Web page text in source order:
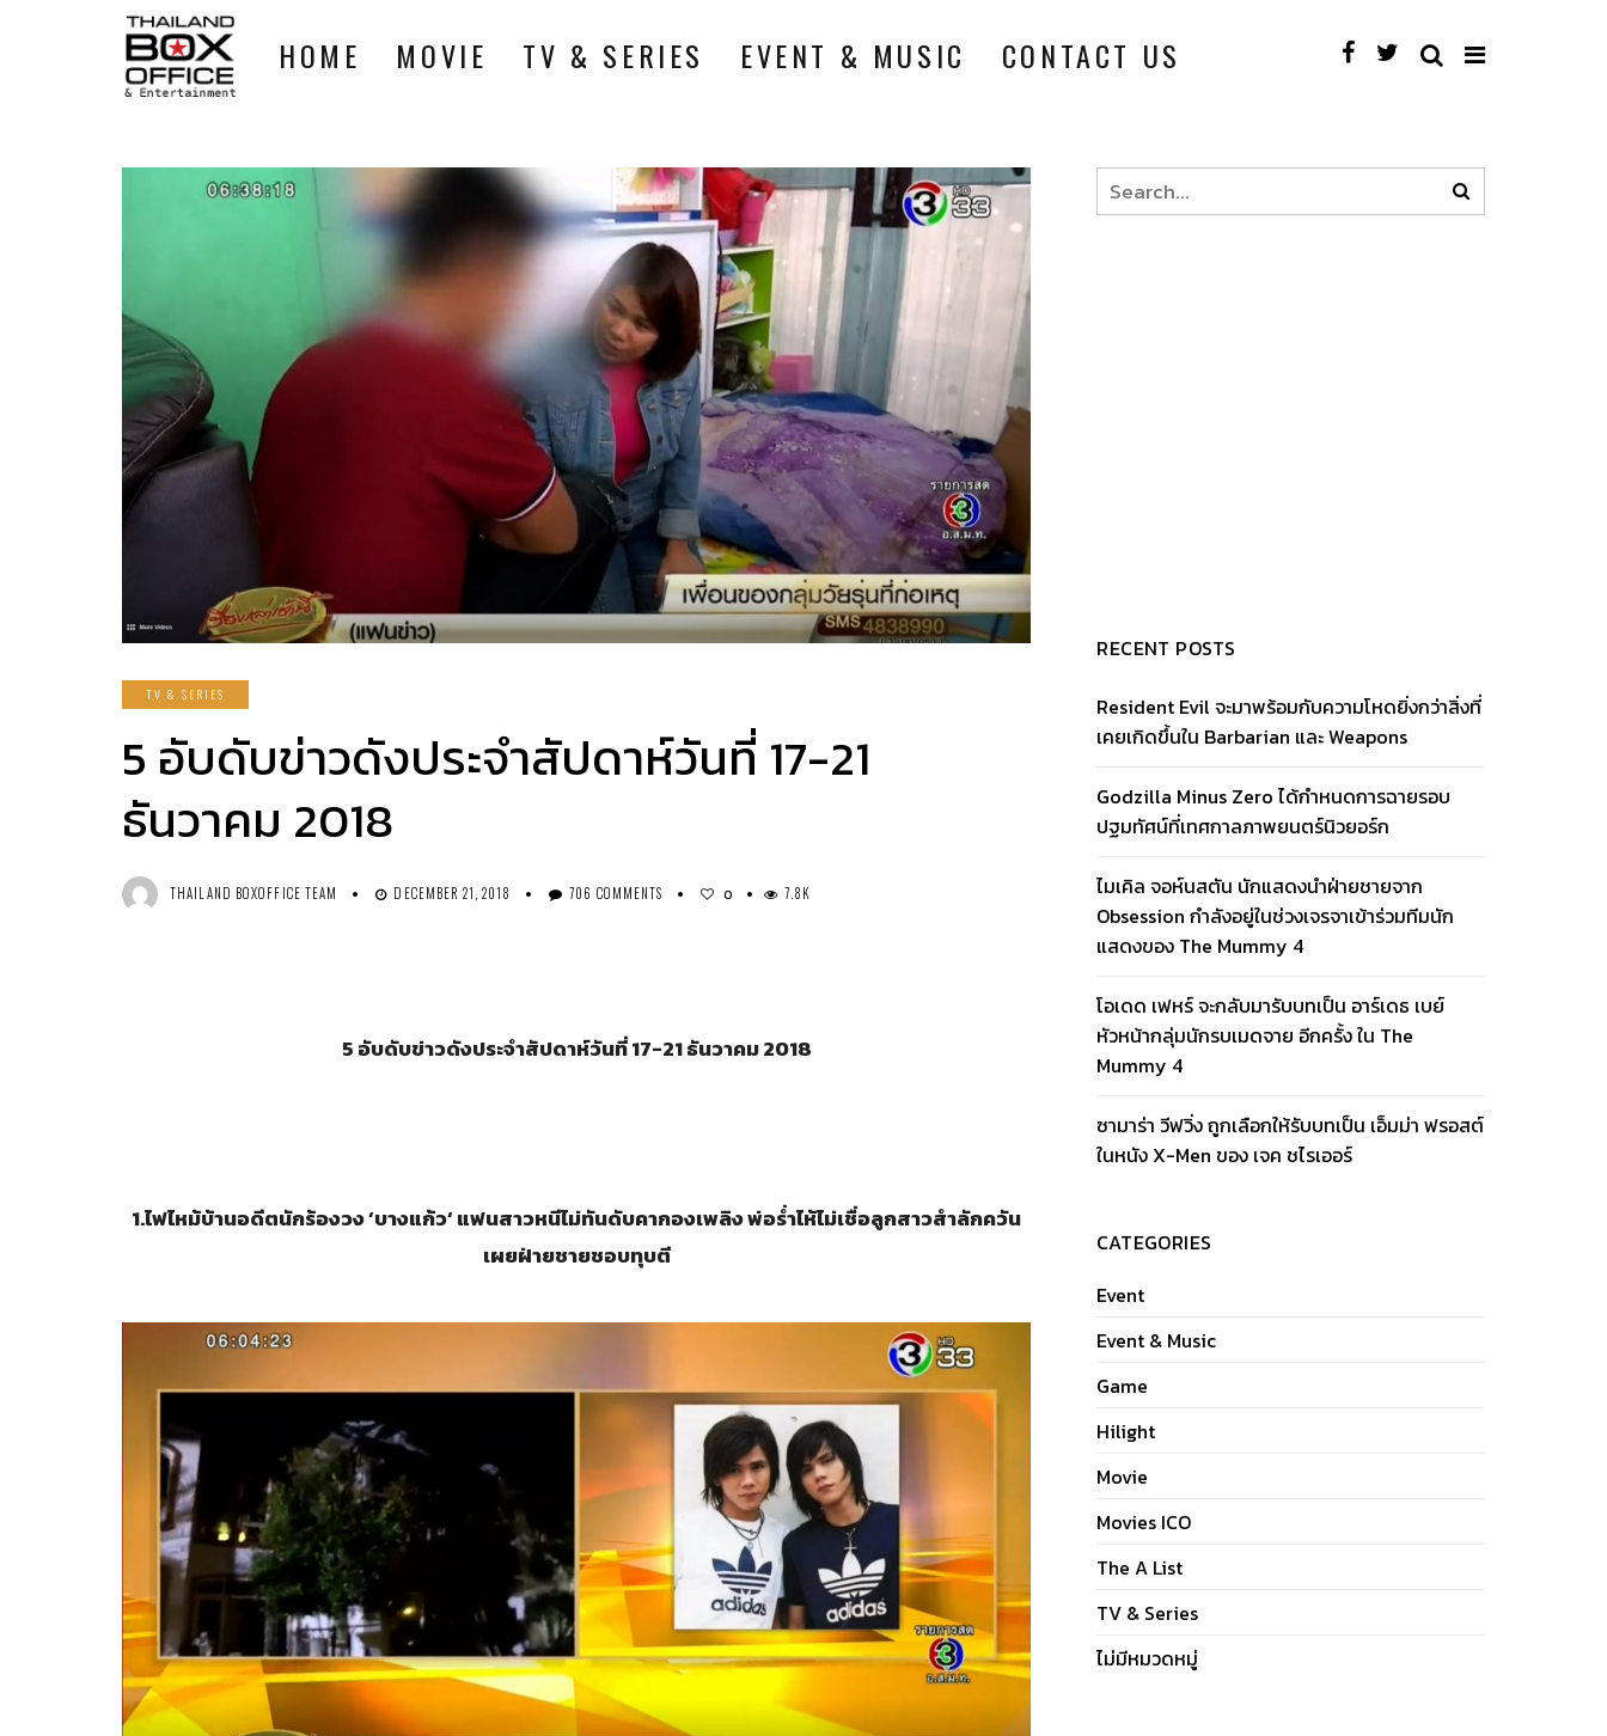
HOME MOVIE TV & SERIES EVENT & MUSIC CONTACT US
TV & SERIES
5 อับดับข่าวดังประจำสัปดาห์วันที่ 17-21
ธันวาคม 2018
THAILAND BOXOFFICE TEAM DECEMBER 21, 2018 706 COMMENTS 0 7.8K
5อับดับข่าวดังประจำสัปดาห์วันที่ 17-21ธันวาคม 2018
1.ไฟไหม้บ้านอดีตนักร้องวง‘บางแก้ว‘แฟนสาวหนีไม่ทันดับคากองเพลิง พ่อร่ำไห้ไม่เชื่อลูกสาวสำลักควัน
เผยฝ่ายชายชอบทุบตี
RECENT POSTS
Resident Evil จะมาพร้อมกับความโหดยิ่งกว่าสิ่งที่
เคยเกิดขึ้นใน Barbarian และ Weapons
Godzilla Minus Zero ได้กำหนดการฉายรอบ
ปฐมทัศน์ที่เทศกาลภาพยนตร์นิวยอร์ก
ไมเคิล จอห์นสตัน นักแสดงนำฝ่ายชายจาก
Obsession กำลังอยู่ในช่วงเจรจาเข้าร่วมทีมนัก
แสดงของ The Mummy 4
โอเดด เฟหร์ จะกลับมารับบทเป็น อาร์เดธ เบย์
หัวหน้ากลุ่มนักรบเมดจาย อีกครั้ง ใน The
Mummy 4
ซามาร่า วีฟวิ่ง ถูกเลือกให้รับบทเป็น เอ็มม่า ฟรอสต์
ในหนัง X-Men ของ เจค ชไรเออร์
CATEGORIES
Event
Event & Music
Game
Hilight
Movie
Movies ICO
The A List
TV & Series
ไม่มีหมวดหมู่